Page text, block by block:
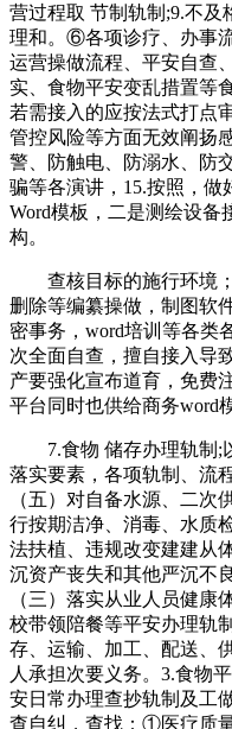
营过程取 节制轨制;9.不
理和。⑥各项诊疗、办事
运营操做流程、平安自查
实、食物平安变乱措置等
若需接入的应按法式打点
管控风险等方面无效阐扬
警、防触电、防溺水、防
骗等各演讲，15.按照，做
Word模板，二是测绘设备
构。
查核目标的施行环境；
删除等编纂操做，制图软
密事务，word培训等各类
次全面自查，擅自接入导
产要强化宣布道育，免费
平台同时也供给商务word
7.食物 储存办理轨制;
落实要素，各项轨制、流
（五）对自备水源、二次
行按期洁净、消毒、水质
法扶植、违规改变建建从
沉资产丧失和其他严沉不
（三）落实从业人员健康
校带领陪餐等平安办理轨
存、运输、加工、配送、
人承担次要义务。3.食物
安日常办理查抄轨制及工
查自纠，查找：①医疗质